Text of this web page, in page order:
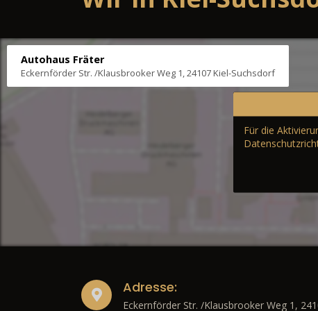
Autohaus Fräter
Eckernförder Str. /Klausbrooker Weg 1, 24107 Kiel-Suchsdorf
Für die
Adresse:
Eckernförder Str. /Klausbrooker Weg 1,